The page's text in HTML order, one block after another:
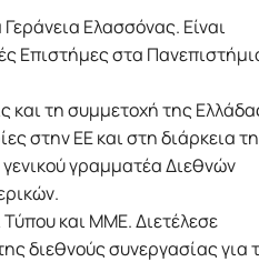
Ελασσόνας. Είναι
Επιστήµες στα
και τη συµµετοχή της
στην ΕΕ και στη διάρκεια
γραµµατέα Διεθνών
και ΜΜΕ. Διετέλεσε
διεθνούς συνεργασίας για